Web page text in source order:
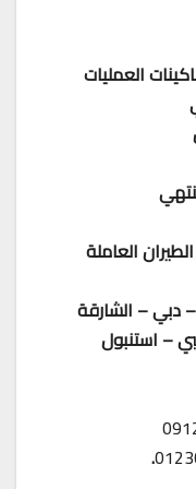
العمليات
العاملة
دبي – الشارقة
– استنبول
.